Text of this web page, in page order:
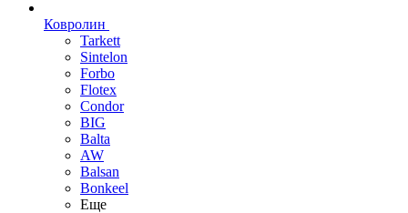
Ковролин
Tarkett
Sintelon
Forbo
Flotex
Condor
BIG
Balta
AW
Balsan
Bonkeel
Еще